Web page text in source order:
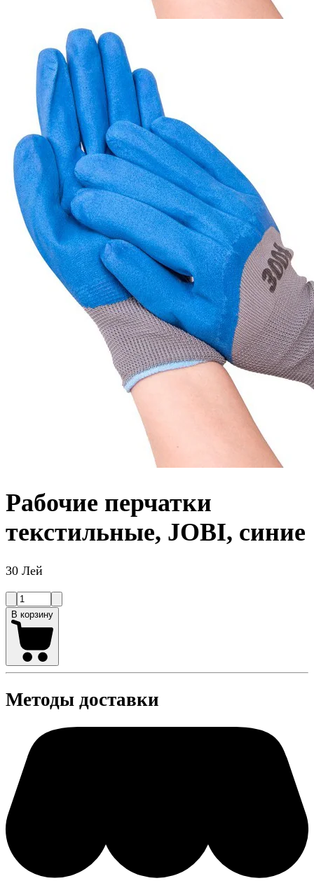
Рабочие перчатки
текстильные, JOBI, синие
30 Лей
В корзину
Методы доставки